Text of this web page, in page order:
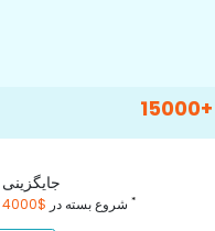
Happy
جایگزینی
شروع بسته در *